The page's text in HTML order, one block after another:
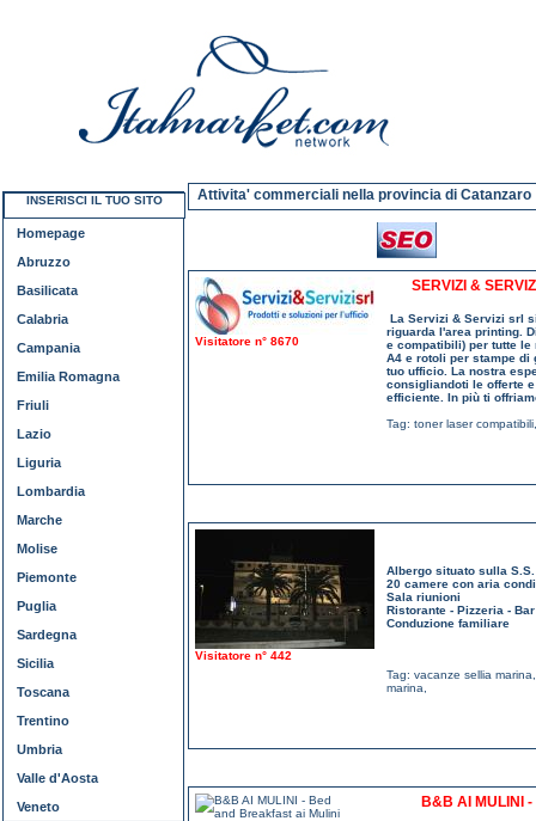
Attivita' commerciali nella provincia di Catanzaro
Visitatore n° 8670
SERVIZI &
La Servizi & Servizi srl
riguarda l'area printing.
e compatibili) per tutte
A4 e rotoli per stampe
tuo ufficio. La nostra
consigliandoti le offerte
efficiente. In più ti
Tag: toner laser compatibili
Visitatore n° 442
Albergo situato sulla
20 camere con aria
Sala riunioni
Ristorante - Pizzeria - Bar
Conduzione familiare
Tag: vacanze sellia marina
marina
B&B AI MULINI
INSERISCI IL TUO SITO
Homepage
Abruzzo
Basilicata
Calabria
Campania
Emilia Romagna
Friuli
Lazio
Liguria
Lombardia
Marche
Molise
Piemonte
Puglia
Sardegna
Sicilia
Toscana
Trentino
Umbria
Valle d'Aosta
Veneto